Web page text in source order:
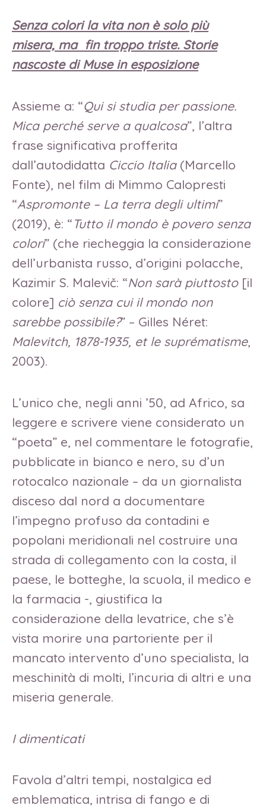
Senza colori la vita non è solo più
misera, ma fin troppo triste. Storie
nascoste di Muse in esposizione
Assieme a: “Qui si studia per passione.
Mica perché serve a qualcosa”, l’altra
frase significativa profferita
dall’autodidatta Ciccio Italia(Marcello
Fonte), nel film di Mimmo Calopresti
“Aspromonte – La terra degli ultimi”
(2019), è: “Tutto il mondo è povero senza
colori” (che riecheggia la considerazione
dell’urbanista russo, d’origini polacche,
Kazimir S. Malevič: “Non sarà piuttosto[il
colore] ciò senza cui il mondo non
sarebbe possibile?” – Gilles Néret:
Malevitch, 1878-1935, et le suprématisme,
2003).
L’unico che, negli anni ’50, ad Africo, sa
leggere e scrivere viene considerato un
“poeta” e, nel commentare le fotografie,
pubblicate in bianco e nero, su d’un
rotocalco nazionale – da un giornalista
disceso dal nord a documentare
l’impegno profuso da contadini e
popolani meridionali nel costruire una
strada di collegamento con la costa, il
paese, le botteghe, la scuola, il medico e
la farmacia -, giustifica la
considerazione della levatrice, che s’è
vista morire una partoriente per il
mancato intervento d’uno specialista, la
meschinità di molti, l’incuria di altri e una
miseria generale.
I dimenticati
Favola d’altri tempi, nostalgica ed
emblematica, intrisa di fango e di